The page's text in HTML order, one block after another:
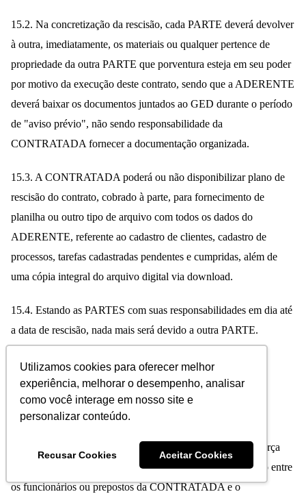
Utilizamos cookies para oferecer melhor
experiência, melhorar o desempenho, analisar
como você interage em nosso site e
personalizar conteúdo.
Recusar Cookies Aceitar Cookies
15.2. Na concretização da rescisão, cada PARTE deverá devolver
à outra, imediatamente, os materiais ou qualquer pertence de
propriedade da outra PARTE que porventura esteja em seu poder
por motivo da execução deste contrato, sendo que a ADERENTE
deverá baixar os documentos juntados ao GED durante o período
de "aviso prévio", não sendo responsabilidade da
CONTRATADA fornecer a documentação organizada.
15.3. A CONTRATADA poderá ou não disponibilizar plano de
rescisão do contrato, cobrado à parte, para fornecimento de
planilha ou outro tipo de arquivo com todos os dados do
ADERENTE, referente ao cadastro de clientes, cadastro de
processos, tarefas cadastradas pendentes e cumpridas, além de
uma cópia integral do arquivo digital via download.
15.4. Estando as PARTES com suas responsabilidades em dia até
a data de rescisão, nada mais será devido a outra PARTE.
Cláusula Décima Sexta – Da
Inexistência de Vínculo
16.1. Concordam as PARTES que não se estabelece, por força
deste instrumento, qualquer relação de vínculo empregatício entre
os funcionários ou prepostos da CONTRATADA e o